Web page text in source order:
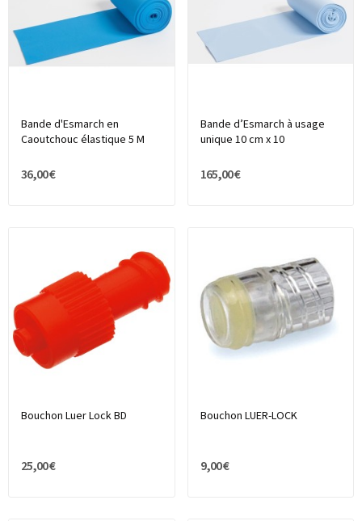
Bande d'Esmarch en
Caoutchouc élastique 5 M
36,00 €
Bande d’Esmarch à usage
unique 10 cm x 10
165,00 €
Bouchon Luer Lock BD
25,00 €
Bouchon LUER-LOCK
9,00 €